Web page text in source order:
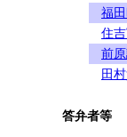
福
住
前
田
答弁者等